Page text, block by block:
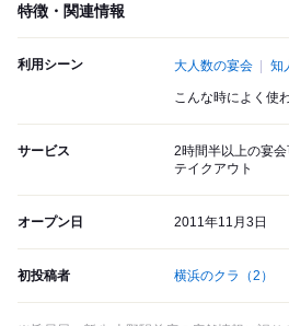
特徴・関連情報
利用シーン 大人数の宴会 知
こんな時によく使
サービス
2時間半以上の宴会
テイクアウト
オープン日 2011年11月3日
初投稿者 横浜のクラ （2）